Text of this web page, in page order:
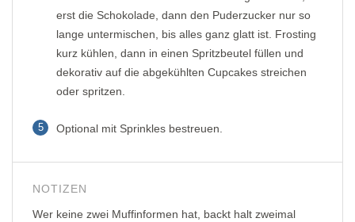
erst die Schokolade, dann den Puderzucker nur so
lange untermischen, bis alles ganz glatt ist. Frosting
kurz kühlen, dann in einen Spritzbeutel füllen und
dekorativ auf die abgekühlten Cupcakes streichen
oder spritzen.
5 Optional mit Sprinkles bestreuen.
NOTIZEN
Wer keine zwei Muffinformen hat, backt halt zweimal